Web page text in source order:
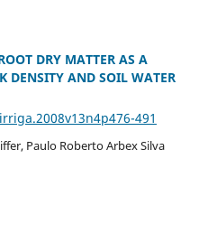
DRY MATTER AS A
DENSITY AND SOIL WATER
491
Paulo Roberto Arbex Silva